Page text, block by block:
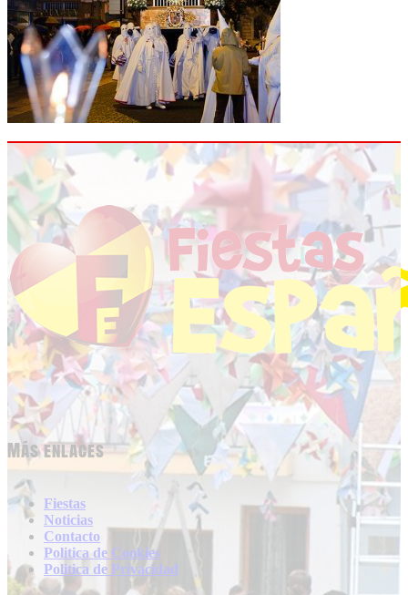
Más enlaces
Fiestas
Noticias
Contacto
Politica de Cookies
Politica de Privacidad